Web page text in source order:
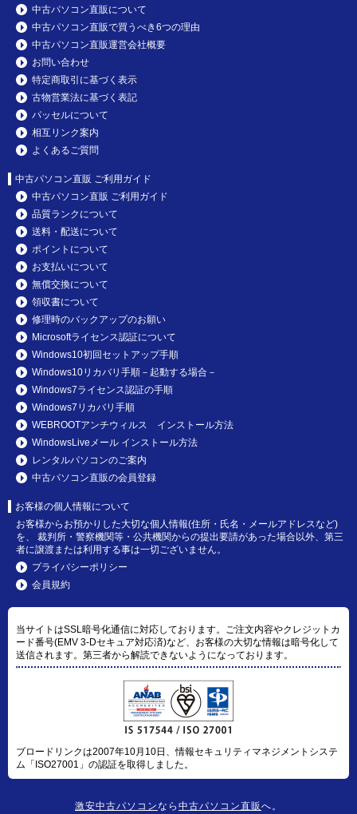
中古パソコン直販について
中古パソコン直販で買うべき6つの理由
中古パソコン直販運営会社概要
お問い合わせ
特定商取引に基づく表示
古物営業法に基づく表記
パッセルについて
相互リンク案内
よくあるご質問
中古パソコン直販 ご利用ガイド
中古パソコン直販 ご利用ガイド
品質ランクについて
送料・配送について
ポイントについて
お支払いについて
無償交換について
領収書について
修理時のバックアップのお願い
Microsoftライセンス認証について
Windows10初回セットアップ手順
Windows10リカバリ手順－起動する場合－
Windows7ライセンス認証の手順
Windows7リカバリ手順
WEBROOTアンチウィルス インストール方法
WindowsLiveメール インストール方法
レンタルパソコンのご案内
中古パソコン直販の会員登録
お客様の個人情報について
お客様からお預かりした大切な個人情報(住所・氏名・メールアドレスなど)
を、 裁判所・警察機関等・公共機関からの提出要請があった場合以外、第三
者に譲渡または利用する事は一切ございません。
プライバシーポリシー
会員規約
当サイトはSSL暗号化通信に対応しております。ご注文内容やクレジットカ
ード番号(EMV 3-Dセキュア対応済)など、お客様の大切な情報は暗号化して
送信されます。第三者から解読できないようになっております。
ブロードリンクは2007年10月10日、情報セキュリティマネジメントシステ
ム「ISO27001」の認証を取得しました。
激安中古パソコンなら 中古パソコン直販 へ。